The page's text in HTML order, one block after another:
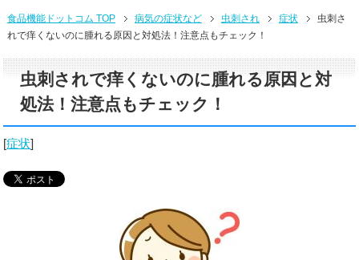
食品機能ドットコム TOP 病気の症状など 虫刺され 症状
虫刺さ
れで痒くないのに腫れる原因と対処法！注意点もチェック！
虫刺されで痒くないのに腫れる原因と対
処法！注意点もチェック！
[症状]